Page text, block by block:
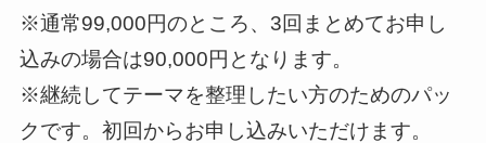
※通常99,000円のところ、3回まとめてお申し
込みの場合は90,000円となります。
※継続してテーマを整理したい方のためのパッ
クです。初回からお申し込みいただけます。